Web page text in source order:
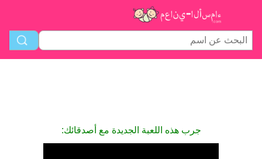
جرب هذه اللعبة الجديدة مع أصدقائك: